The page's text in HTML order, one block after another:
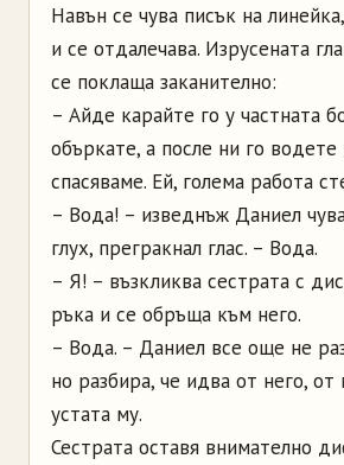
Навън се чува писък на
и се отдалечава. Изрусената
се поклаща заканително:
– Айде карайте го у частната
объркате, а после ни го водете
спасяваме. Ей, голема работа
– Вода! – изведнъж Даниел
глух, прегракнал глас. – Вода.
– Я! – възкликва сестрата с
ръка и се обръща към него.
– Вода. – Даниел все още не
но разбира, че идва от него, от
устата му.
Сестрата оставя внимателно